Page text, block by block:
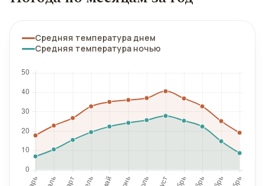
Средняя температура днем
Средняя температура ночью